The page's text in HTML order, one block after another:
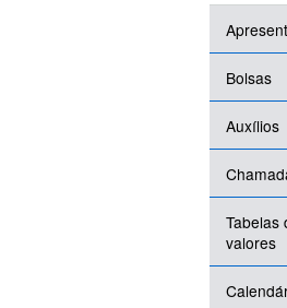
Bolsas
Auxílios
Tabelas
valores